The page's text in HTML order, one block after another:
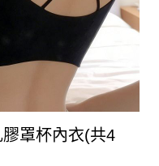
罩杯內衣(共4